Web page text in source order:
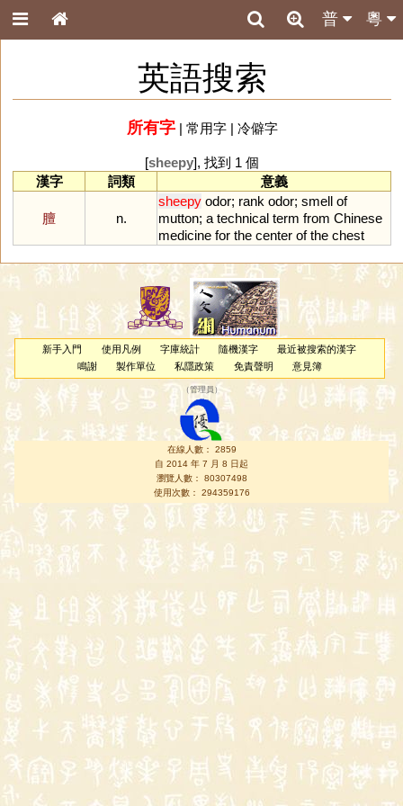
粵
普
英語搜索
所有字| 常用字| 冷僻字
[sheepy], 找到 1 個
漢字
詞類 意義
膻 n.
sheepy odor; rank odor; smell of
mutton; a technical term from Chinese
medicine for the center of the chest
新手入門 使用凡例 字庫統計 隨機漢字
最近被搜索的漢字
鳴謝
製作單位 私隱政策 免責聲明 意見簿
（管理員 ）
在線人數： 2859
自 2014 年 7 月 8 日起
瀏覽人數： 80307498
使用次數： 294359176